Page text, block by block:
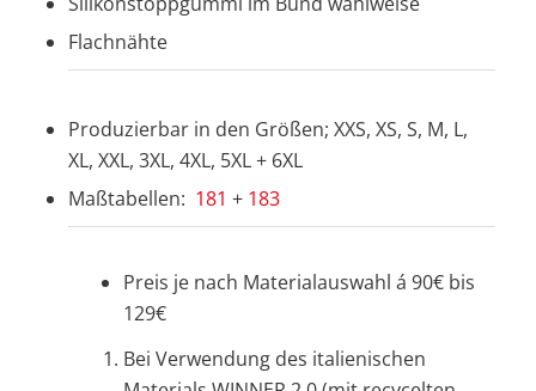
Flachnähte
Produzierbar in den Größen; XXS, XS, S, M, L,
XL, XXL, 3XL, 4XL, 5XL + 6XL
Maßtabellen: 181 + 183
Preis je nach Materialauswahl á 90€ bis
129€
Bei Verwendung des italienischen